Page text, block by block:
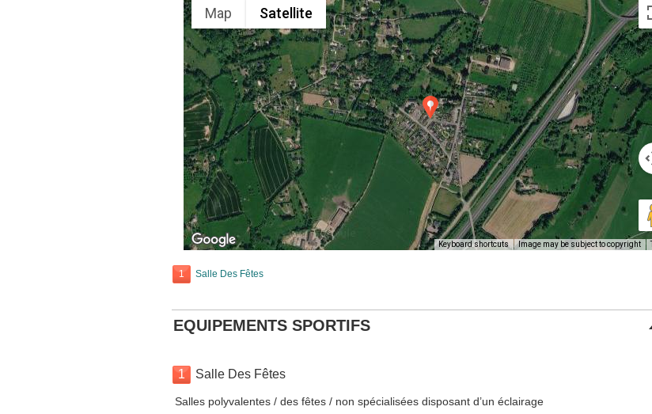
Map Satellite
Keyboard shortcuts Image may be subject to copyright
1 Salle Des Fêtes
EQUIPEMENTS SPORTIFS
1 Salle Des Fêtes
Salles polyvalentes / des fêtes / non spécialisées disposant d’un éclairage